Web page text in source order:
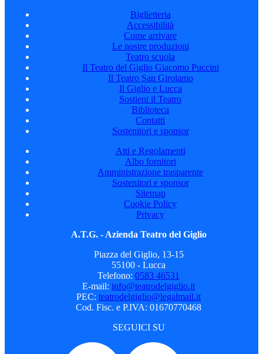
Biglietteria
Accessibilità
Come arrivare
Le nostre produzioni
Teatro scuola
Il Teatro del Giglio Giacomo Puccini
Il Teatro San Girolamo
Il Giglio e Lucca
Sostieni il Teatro
Biblioteca
Contatti
Sostenitori e sponsor
Atti e Regolamenti
Albo fornitori
Amministrazione trasparente
Sostenitori e sponsor
Sitemap
Cookie Policy
Privacy
A.T.G. - Azienda Teatro del Giglio
Piazza del Giglio, 13-15
55100 - Lucca
Telefono: 0583 46531
E-mail: info@teatrodelgiglio.it
PEC: teatrodelgiglio@legalmail.it
Cod. Fisc. e P.IVA: 01670770468
SEGUICI SU